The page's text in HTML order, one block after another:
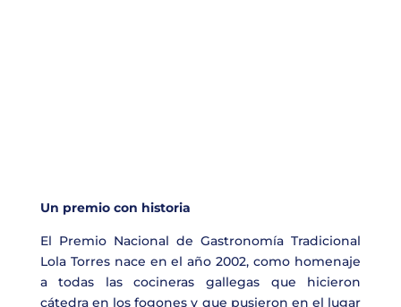
Un premio con historia
El Premio Nacional de Gastronomía Tradicional
Lola Torres nace en el año 2002, como homenaje
a todas las cocineras gallegas que hicieron
cátedra en los fogones y que pusieron en el lugar